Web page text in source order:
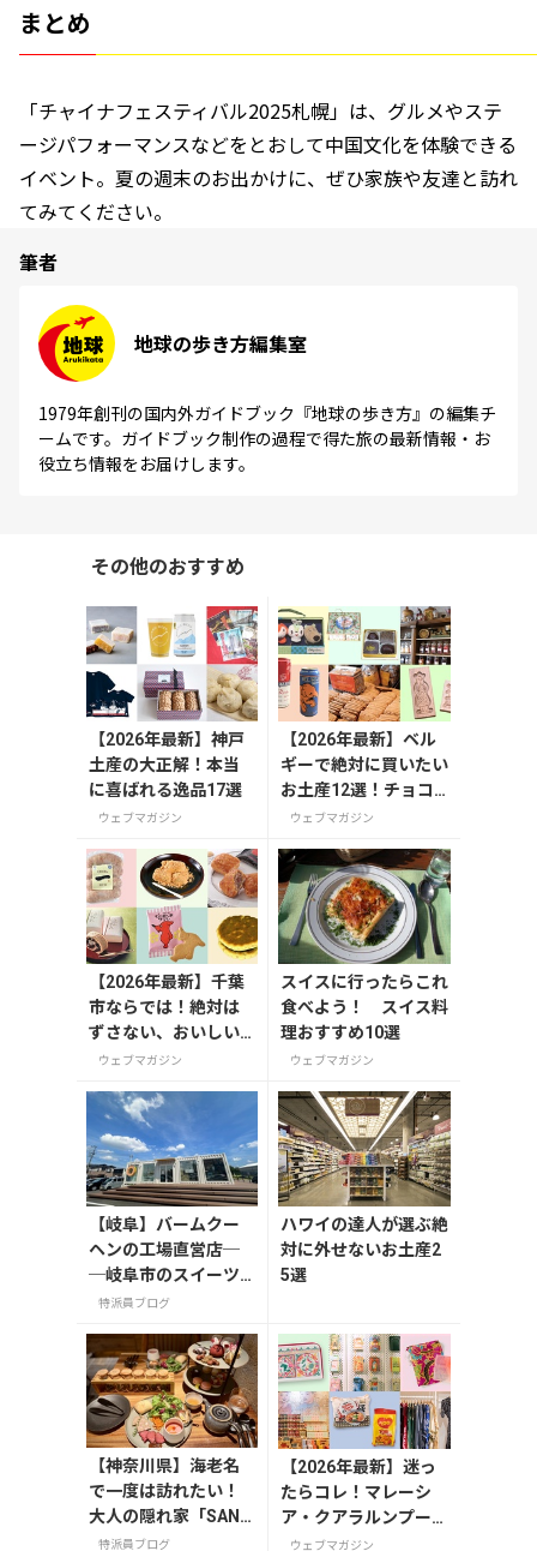
まとめ
「チャイナフェスティバル2025札幌」は、グルメやステ
ージパフォーマンスなどをとおして中国文化を体験できる
イベント。夏の週末のお出かけに、ぜひ家族や友達と訪れ
てみてください。
筆者
地球の歩き方編集室
1979年創刊の国内外ガイドブック『地球の歩き方』の編集チ
ームです。ガイドブック制作の過程で得た旅の最新情報・お
役立ち情報をお届けします。
その他のおすすめ
【2026年最新】神戸
土産の大正解！本当
に喜ばれる逸品17選
ウェブマガジン
【2026年最新】ベル
ギーで絶対に買いたい
お土産12選！チョコ
レートやビール・雑貨
ウェブマガジン
【2026年最新】千葉
市ならでは！絶対は
ずさない、おいしい
お土産10選
ウェブマガジン
スイスに行ったらこれ
食べよう！ スイス料
理おすすめ10選
ウェブマガジン
【岐阜】バームクー
ヘンの工場直営店─
─岐阜市のスイーツ
スポット「FLEUR
特派員ブログ
ハワイの達人が選ぶ絶
対に外せないお土産2
5選
【神奈川県】海老名
で一度は訪れたい！
大人の隠れ家「SAND
GLASS 熾火」で味わ
特派員ブログ
【2026年最新】迷っ
たらコレ！マレーシ
ア・クアラルンプール
で絶対買いたいお土産
ウェブマガジン